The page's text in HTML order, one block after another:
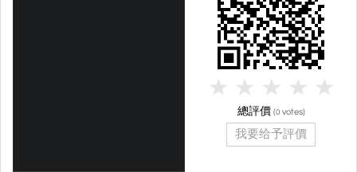
總評價 (0 votes)
我要给予評價